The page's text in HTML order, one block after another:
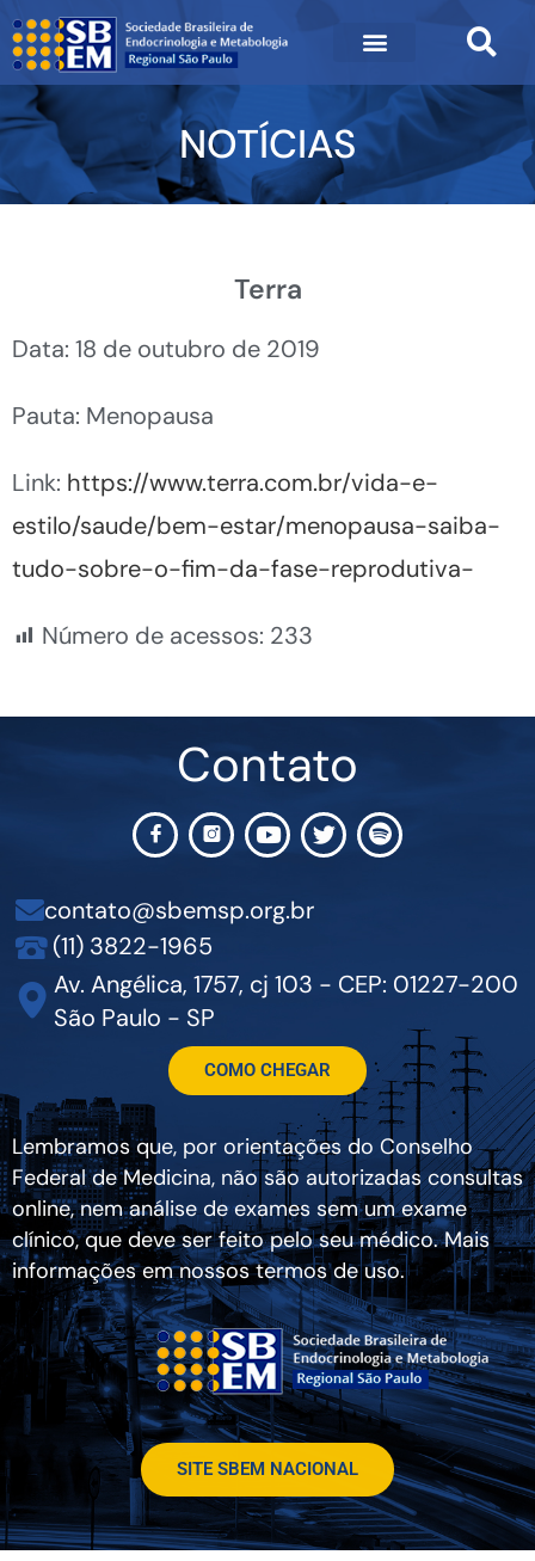
NOTÍCIAS
Terra
Data: 18 de outubro de 2019
Pauta: Menopausa
Link: https://www.terra.com.br/vida-e-
estilo/saude/bem-estar/menopausa-saiba-
tudo-sobre-o-fim-da-fase-reprodutiva-
Número de acessos: 233
Contato
contato@sbemsp.org.br
(11) 3822-1965
Av. Angélica, 1757, cj 103 - CEP: 01227-200
São Paulo - SP
COMO CHEGAR
Lembramos que, por orientações do Conselho
Federal de Medicina, não são autorizadas consultas
online, nem análise de exames sem um exame
clínico, que deve ser feito pelo seu médico. Mais
informações em nossos termos de uso.
SITE SBEM NACIONAL